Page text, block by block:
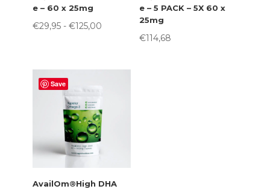
e – 60 x 25mg
€29,95 - €125,00Prijsklasse:
€125,00
e – 5 PACK – 5X 60 x
25mg
€114,68
Save
AvailOm®High DHA